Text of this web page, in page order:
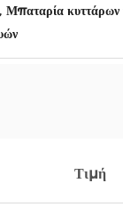
, Μπαταρία κυττάρων
Τιμή